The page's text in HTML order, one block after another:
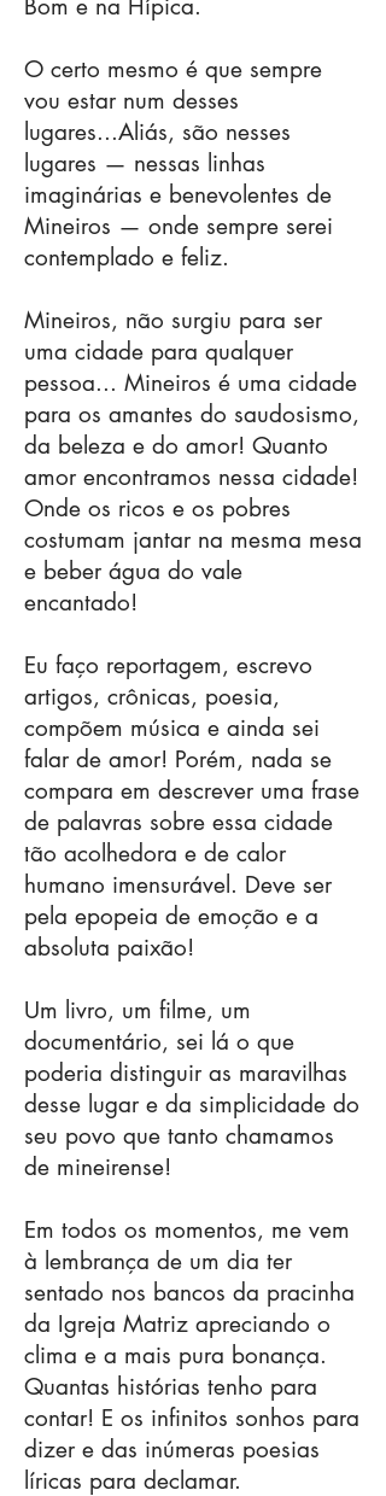
Bom e na Hípica.
O certo mesmo é que sempre
vou estar num desses
lugares...Aliás, são nesses
lugares — nessas linhas
imaginárias e benevolentes de
Mineiros — onde sempre serei
contemplado e feliz.
Mineiros, não surgiu para ser
uma cidade para qualquer
pessoa... Mineiros é uma cidade
para os amantes do saudosismo,
da beleza e do amor! Quanto
amor encontramos nessa cidade!
Onde os ricos e os pobres
costumam jantar na mesma mesa
e beber água do vale
encantado!
Eu faço reportagem, escrevo
artigos, crônicas, poesia,
compõem música e ainda sei
falar de amor! Porém, nada se
compara em descrever uma frase
de palavras sobre essa cidade
tão acolhedora e de calor
humano imensurável. Deve ser
pela epopeia de emoção e a
absoluta paixão!
Um livro, um filme, um
documentário, sei lá o que
poderia distinguir as maravilhas
desse lugar e da simplicidade do
seu povo que tanto chamamos
de mineirense!
Em todos os momentos, me vem
à lembrança de um dia ter
sentado nos bancos da pracinha
da Igreja Matriz apreciando o
clima e a mais pura bonança.
Quantas histórias tenho para
contar! E os infinitos sonhos para
dizer e das inúmeras poesias
líricas para declamar.